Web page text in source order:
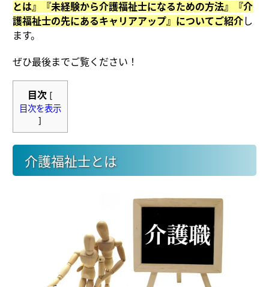
とは』『未経験から介護福祉士になるための方法』『介
護福祉士の先にあるキャリアアップ』についてご紹介し
ます。
ぜひ最後までご覧ください！
目次 [
目次を表示
]
介護福祉士とは